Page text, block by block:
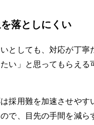
落としにくい
としても、対応が丁寧
い」と思ってもらえる
採用難を加速させやす
で、目先の手間を減ら